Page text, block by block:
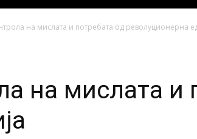
на мислата и потребата од револуционерна
на мислата и